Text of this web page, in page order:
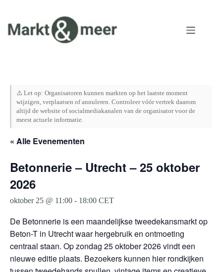
inhoud
⚠️ Let op: Organisatoren kunnen markten op het laatste moment
wijzigen, verplaatsen of annuleren. Controleer vóór vertrek daarom
altijd de website of socialmediakanalen van de organisator voor de
meest actuele informatie.
« Alle Evenementen
Betonnerie – Utrecht – 25 oktober
2026
oktober 25 @ 11:00 - 18:00 CET
De Betonnerie is een maandelijkse tweedekansmarkt op
Beton-T in Utrecht waar hergebruik en ontmoeting
centraal staan. Op zondag 25 oktober 2026 vindt een
nieuwe editie plaats. Bezoekers kunnen hier rondkijken